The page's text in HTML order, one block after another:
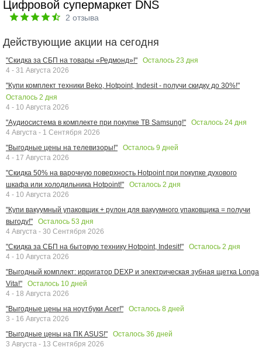
Цифровой супермаркет DNS
2 отзыва
Действующие акции на сегодня
"Скидка за СБП на товары «Редмонд»!" Осталось 23 дня
4 - 31 Августа 2026
"Купи комплект техники Beko, Hotpoint, Indesit - получи скидку до 30%!"
Осталось 2 дня
4 - 10 Августа 2026
"Аудиосистема в комплекте при покупке ТВ Samsung!"
Осталось 24 дня
4 Августа - 1 Сентября 2026
"Выгодные цены на телевизоры!"
Осталось 9 дней
4 - 17 Августа 2026
"Скидка 50% на варочную поверхность Hotpoint при покупке духового
шкафа или холодильника Hotpoint!"
Осталось 2 дня
4 - 10 Августа 2026
"Купи вакуумный упаковщик + рулон для вакуумного упаковщика = получи
выгоду!"
Осталось 53 дня
4 Августа - 30 Сентября 2026
"Скидка за СБП на бытовую технику Hotpoint, Indesit!"
Осталось 2 дня
4 - 10 Августа 2026
"Выгодный комплект: ирригатор DEXP и электрическая зубная щетка Longa
Vita!"
Осталось 10 дней
4 - 18 Августа 2026
"Выгодные цены на ноутбуки Acer!"
Осталось 8 дней
3 - 16 Августа 2026
"Выгодные цены на ПК ASUS!"
Осталось 36 дней
3 Августа - 13 Сентября 2026